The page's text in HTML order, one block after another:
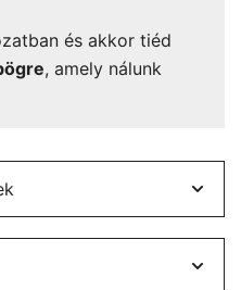
és akkor tiéd
, amely nálunk